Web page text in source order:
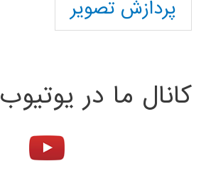
پردازش تصویر
کانال ما در یوتیوب